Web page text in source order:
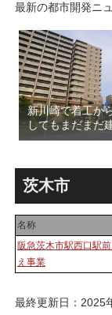
最新の都市開発ニ
新川崎で着工か
してもまだまだ
「クレストプラ
ンション街で「
八番街」の建設
茨木市
名称
阪急茨木市駅西口駅
え事業
最終更新日：2025